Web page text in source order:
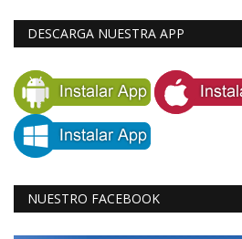
DESCARGA NUESTRA APP
NUESTRO FACEBOOK